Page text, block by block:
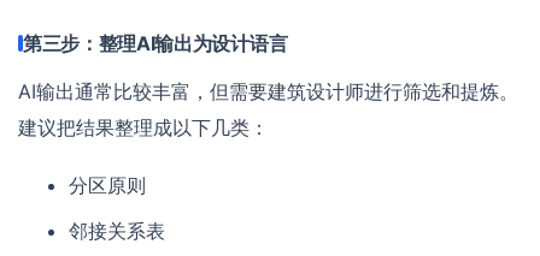
第三步：整理AI输出为设计语言
AI输出通常比较丰富，但需要建筑设计师进行筛选和提炼。
建议把结果整理成以下几类：
分区原则
邻接关系表